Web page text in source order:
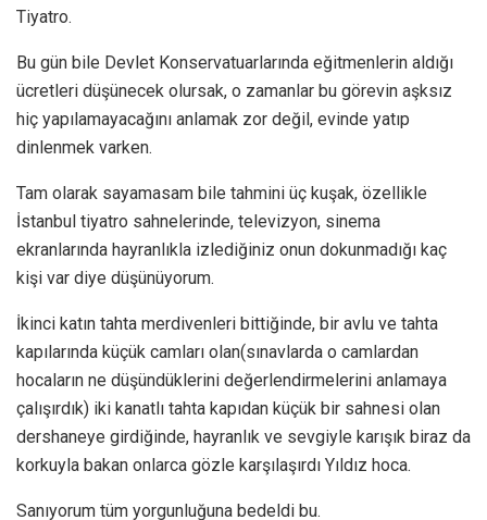
Tiyatro.
Bu gün bile Devlet Konservatuarlarında eğitmenlerin aldığı
ücretleri düşünecek olursak, o zamanlar bu görevin aşksız
hiç yapılamayacağını anlamak zor değil, evinde yatıp
dinlenmek varken.
Tam olarak sayamasam bile tahmini üç kuşak, özellikle
İstanbul tiyatro sahnelerinde, televizyon, sinema
ekranlarında hayranlıkla izlediğiniz onun dokunmadığı kaç
kişi var diye düşünüyorum.
İkinci katın tahta merdivenleri bittiğinde, bir avlu ve tahta
kapılarında küçük camları olan(sınavlarda o camlardan
hocaların ne düşündüklerini değerlendirmelerini anlamaya
çalışırdık) iki kanatlı tahta kapıdan küçük bir sahnesi olan
dershaneye girdiğinde, hayranlık ve sevgiyle karışık biraz da
korkuyla bakan onlarca gözle karşılaşırdı Yıldız hoca.
Sanıyorum tüm yorgunluğuna bedeldi bu.